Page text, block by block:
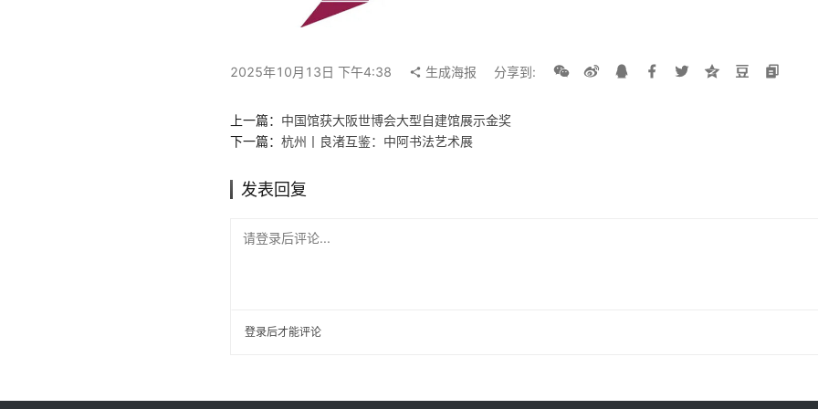
2025年10月13日 下午4:38 生成海报 分享到:
上一篇： 中国馆获大阪世博会大型自建馆展示金奖
下一篇： 杭州丨良渚互鉴：中阿书法艺术展
发表回复
请登录后评论...
登录后才能评论